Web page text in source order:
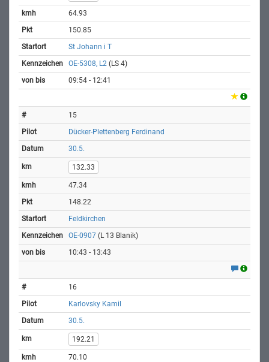
64.93
150.85
St Johann i T
OE-5308, L2 (LS 4)
09:54 - 12:41
15
Dücker-Plettenberg Ferdinand
30.5.
132.33
47.34
148.22
Feldkirchen
OE-0907 (L 13 Blanik)
10:43 - 13:43
16
Karlovsky Kamil
30.5.
192.21
70.10